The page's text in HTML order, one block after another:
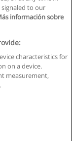
95610580: -
signaled to our
información sobre
characteristics for
on a device.
measurement,